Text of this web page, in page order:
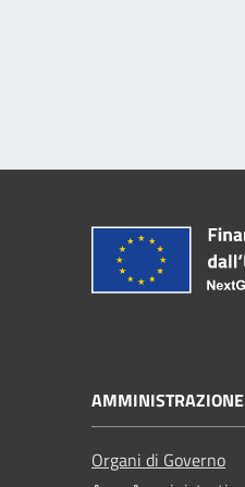
AMMINISTRAZIONE
Organi di Governo